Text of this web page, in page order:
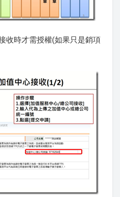
收時才需授權(如果只是銷項